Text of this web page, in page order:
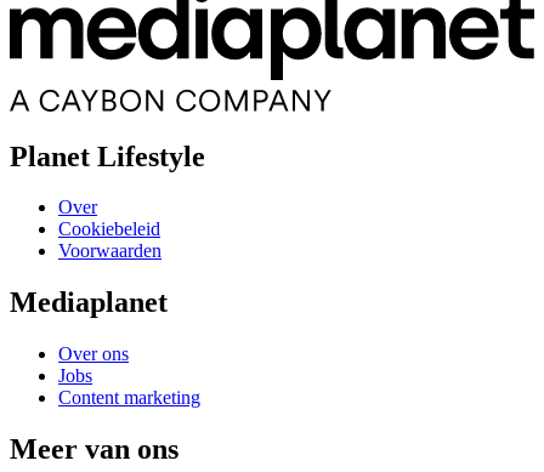
Planet Lifestyle
Over
Cookiebeleid
Voorwaarden
Mediaplanet
Over ons
Jobs
Content marketing
Meer van ons